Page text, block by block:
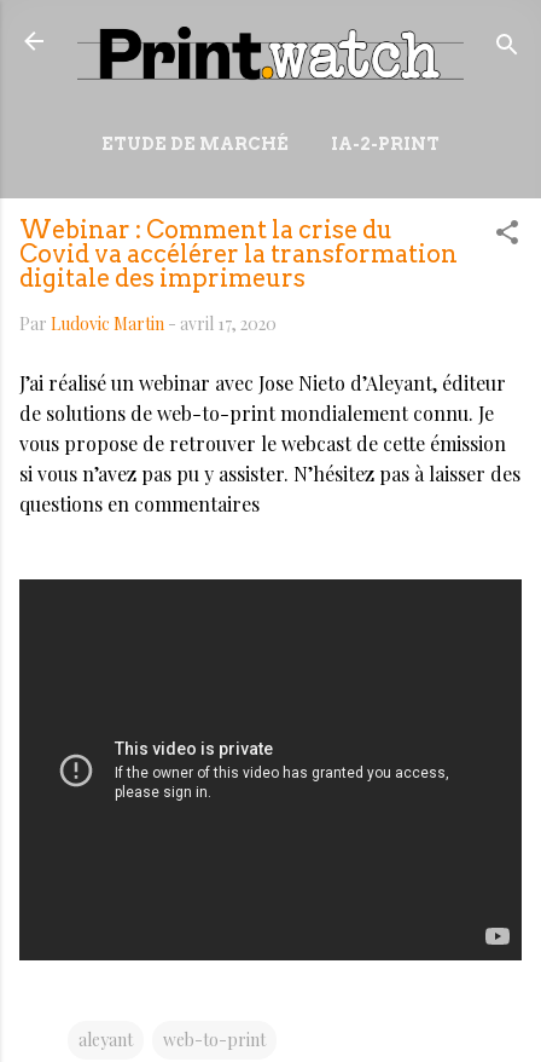
Accéder au contenu principal
ETUDE DE MARCHÉ IA-2-PRINT
PLUS… WIKI
Webinar : Comment la crise du
Covid va accélérer la transformation
digitale des imprimeurs
Par Ludovic Martin - avril 17, 2020
J’ai réalisé un webinar avec Jose Nieto d’Aleyant, éditeur
de solutions de web-to-print mondialement connu. Je
vous propose de retrouver le webcast de cette émission
si vous n’avez pas pu y assister. N’hésitez pas à laisser des
questions en commentaires
aleyant web-to-print